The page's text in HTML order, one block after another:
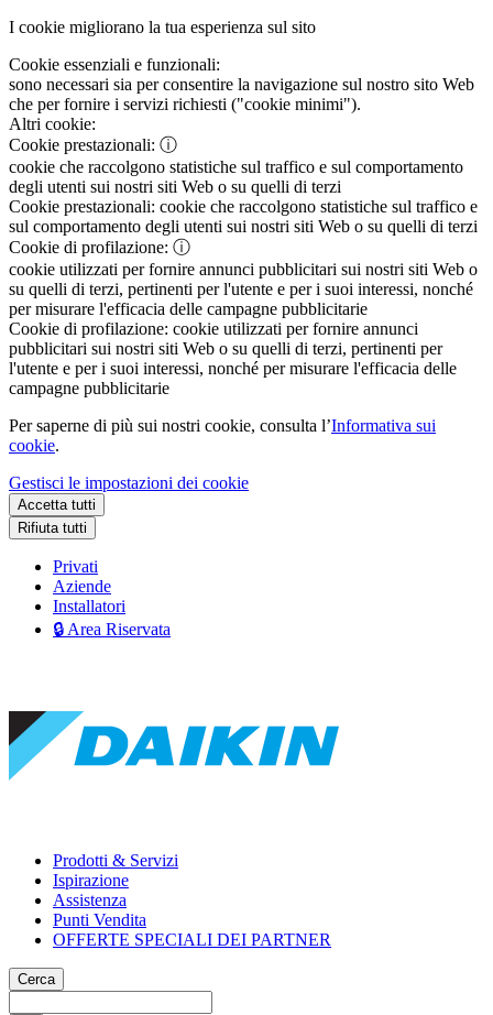
I cookie migliorano la tua esperienza sul sito
Cookie essenziali e funzionali:
sono necessari sia per consentire la navigazione sul nostro sito Web
che per fornire i servizi richiesti ("cookie minimi").
Altri cookie:
Cookie prestazionali: ⓘ
cookie che raccolgono statistiche sul traffico e sul comportamento
degli utenti sui nostri siti Web o su quelli di terzi
Cookie prestazionali: cookie che raccolgono statistiche sul traffico e
sul comportamento degli utenti sui nostri siti Web o su quelli di terzi
Cookie di profilazione: ⓘ
cookie utilizzati per fornire annunci pubblicitari sui nostri siti Web o
su quelli di terzi, pertinenti per l'utente e per i suoi interessi, nonché
per misurare l'efficacia delle campagne pubblicitarie
Cookie di profilazione: cookie utilizzati per fornire annunci
pubblicitari sui nostri siti Web o su quelli di terzi, pertinenti per
l'utente e per i suoi interessi, nonché per misurare l'efficacia delle
campagne pubblicitarie
Per saperne di più sui nostri cookie, consulta l’Informativa sui
cookie.
Gestisci le impostazioni dei cookie
Accetta tutti
Rifiuta tutti
Privati
Aziende
Installatori
🔒 Area Riservata
Prodotti & Servizi
Ispirazione
Assistenza
Punti Vendita
OFFERTE SPECIALI DEI PARTNER
Cerca